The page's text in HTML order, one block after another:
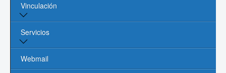
Núcleo Académico
Contacto
Vinculación
Vinculación y Servicios
Servicios
Biblioteca
Webmail